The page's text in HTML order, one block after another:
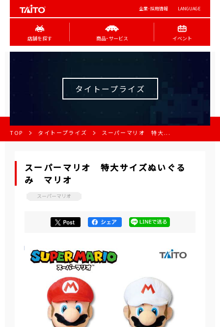
企業･採用情報 LANGUAGE
店舗を探す 商品･サービス イベント
タイトープライズ
TOP タイトープライズ スーパーマリオ 特大...
スーパーマリオ 特大サイズぬいぐる
み マリオ
スーパーマリオ